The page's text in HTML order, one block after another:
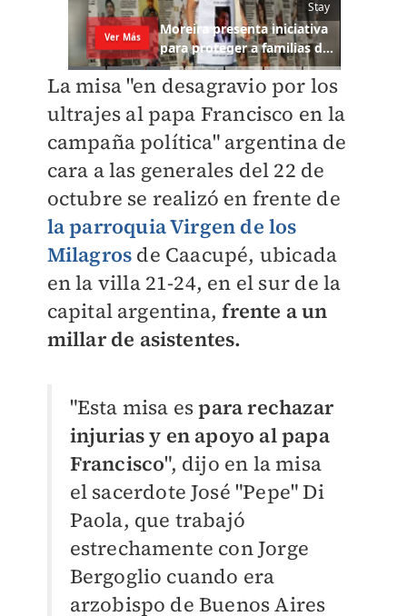
La misa "en desagravio por los
ultrajes al papa Francisco en la
campaña política" argentina de
cara a las generales del 22 de
octubre se realizó en frente de
la parroquia Virgen de los
Milagros de Caacupé, ubicada
en la villa 21-24, en el sur de la
capital argentina,frente a un
millar de asistentes.
"Esta misa espara rechazar
injurias y en apoyo al papa
Francisco", dijo en la misa
el sacerdote José "Pepe" Di
Paola, que trabajó
estrechamente con Jorge
Bergoglio cuando era
arzobispo de Buenos Aires